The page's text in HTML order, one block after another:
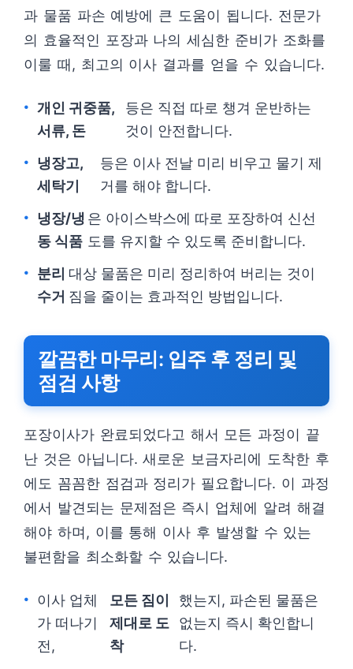
과 물품 파손 예방에 큰 도움이 됩니다. 전문가
의 효율적인 포장과 나의 세심한 준비가 조화를
이룰 때, 최고의 이사 결과를 얻을 수 있습니다.
개인 귀중품,
서류, 돈
등은 직접 따로 챙겨 운반하는
것이 안전합니다.
냉장고,
세탁기
등은 이사 전날 미리 비우고 물기 제
거를 해야 합니다.
냉장/냉
동 식품
은 아이스박스에 따로 포장하여 신선
도를 유지할 수 있도록 준비합니다.
분리
수거
대상 물품은 미리 정리하여 버리는 것이
짐을 줄이는 효과적인 방법입니다.
깔끔한 마무리: 입주 후 정리 및
점검 사항
포장이사가 완료되었다고 해서 모든 과정이 끝
난 것은 아닙니다. 새로운 보금자리에 도착한 후
에도 꼼꼼한 점검과 정리가 필요합니다. 이 과정
에서 발견되는 문제점은 즉시 업체에 알려 해결
해야 하며, 이를 통해 이사 후 발생할 수 있는
불편함을 최소화할 수 있습니다.
이사 업체
가 떠나기
전,
모든 짐이
제대로 도
착
했는지, 파손된 물품은
없는지 즉시 확인합니
다.